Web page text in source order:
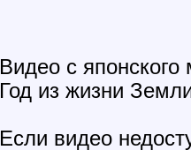
Видео с японского
Год из жизни
Если видео